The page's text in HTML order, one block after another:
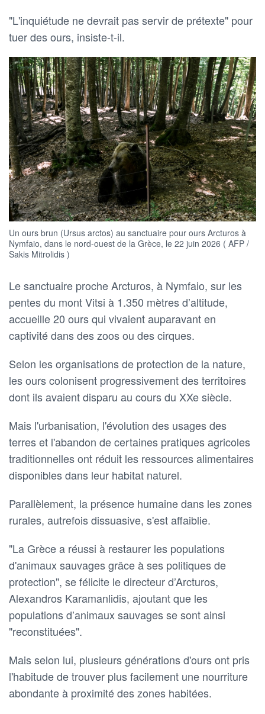
"L'inquiétude ne devrait pas servir de prétexte" pour
tuer des ours, insiste-t-il.
Un ours brun (Ursus arctos) au sanctuaire pour ours Arcturos à
Nymfaio, dans le nord-ouest de la Grèce, le 22 juin 2026 ( AFP /
Sakis Mitrolidis )
Le sanctuaire proche Arcturos, à Nymfaio, sur les
pentes du mont Vitsi à 1.350 mètres d’altitude,
accueille 20 ours qui vivaient auparavant en
captivité dans des zoos ou des cirques.
Selon les organisations de protection de la nature,
les ours colonisent progressivement des territoires
dont ils avaient disparu au cours du XXe siècle.
Mais l'urbanisation, l'évolution des usages des
terres et l'abandon de certaines pratiques agricoles
traditionnelles ont réduit les ressources alimentaires
disponibles dans leur habitat naturel.
Parallèlement, la présence humaine dans les zones
rurales, autrefois dissuasive, s'est affaiblie.
"La Grèce a réussi à restaurer les populations
d'animaux sauvages grâce à ses politiques de
protection", se félicite le directeur d’Arcturos,
Alexandros Karamanlidis, ajoutant que les
populations d’animaux sauvages se sont ainsi
"reconstituées".
Mais selon lui, plusieurs générations d'ours ont pris
l'habitude de trouver plus facilement une nourriture
abondante à proximité des zones habitées.